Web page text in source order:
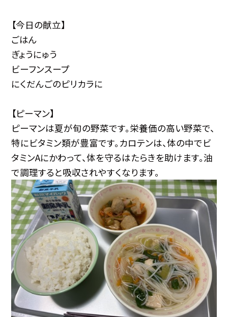
【今日の献立】
ごはん
ぎょうにゅう
ビーフンスープ
にくだんごのピリカラに
【ピーマン】
ピーマンは夏が旬の野菜です。栄養価の高い野菜で、
特にビタミン類が豊富です。カロテンは、体の中でビ
タミンAにかわって、体を守るはたらきを助けます。油
で調理すると吸収されやすくなります。